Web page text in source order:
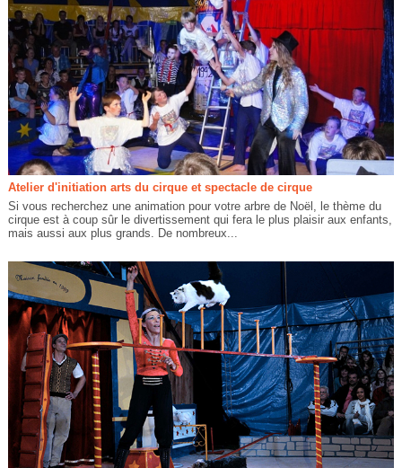
Atelier d'initiation arts du cirque et spectacle de cirque
Si vous recherchez une animation pour votre arbre de Noël, le thème du
cirque est à coup sûr le divertissement qui fera le plus plaisir aux enfants,
mais aussi aux plus grands. De nombreux...